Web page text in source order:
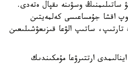
ساتىلىمنىڭ وسۋىنە ىقپال ەتەدى.
اقشا جۇمساعىسى كەلمەيتىن
ساتىپ الۋعا قىزىعۋشىلىعىن
ارتتىرۋعا مۇمكىندىك